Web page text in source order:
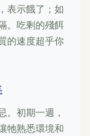
表示餓了；如
。吃剩的殘餌
的速度超乎你
。初期一週，
牠熟悉環境和